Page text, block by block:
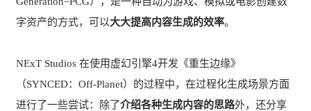
字资产的方式，可以大大提高内容生成的效率。
NExT Studios 在使用虚幻引擎4开发《重生边缘》
（SYNCED：Off-Planet）的过程中，在过程化生成场景方面
进行了一些尝试：除了介绍各种生成内容的思路外，还分享